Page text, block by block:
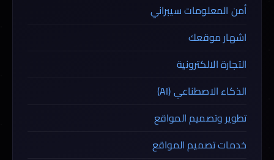
أمن المعلومات سيبراني
اشهار موقعك
التجارة الالكترونية
الذكاء الاصطناعي (AI)
تطوير وتصميم المواقع
خدمات تصميم المواقع